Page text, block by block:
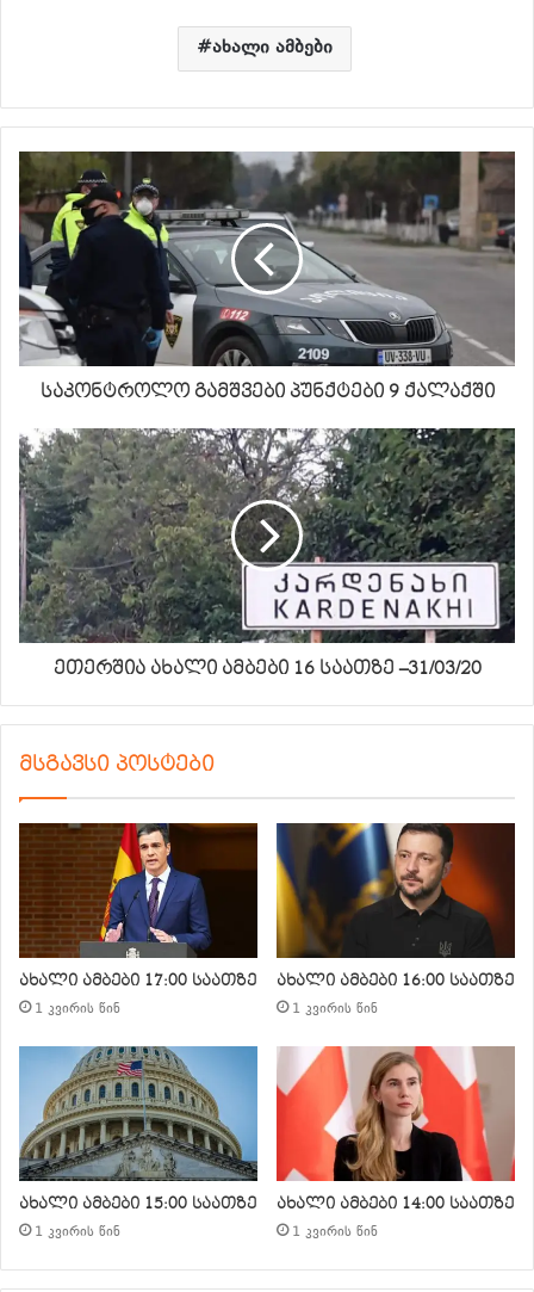
ახალი ამბები
საკონტროლო გამშვები პუნქტები 9 ქალაქში
ეთერშია ახალი ამბები 16 საათზე –31/03/20
მსგავსი პოსტები
ახალი ამბები 17:00 საათზე
1 კვირის წინ
ახალი ამბები 16:00 საათზე
1 კვირის წინ
ახალი ამბები 15:00 საათზე
1 კვირის წინ
ახალი ამბები 14:00 საათზე
1 კვირის წინ